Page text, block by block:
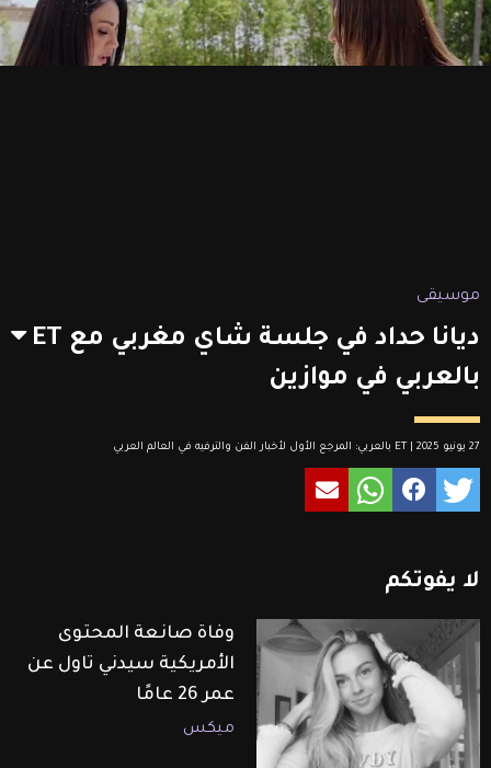
موسيقى
ديانا حداد في جلسة شاي مغربي مع ET
بالعربي في موازين
27 يونيو 2025 | ET بالعربي: المرجع الأول لأخبار الفن والترفيه في العالم العربي
لا يفوتكم
وفاة صانعة المحتوى
الأمريكية سيدني تاول عن
عمر 26 عامًا
ميكس